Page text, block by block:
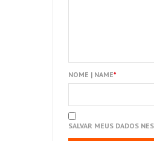
NOME | NAME*
SALVAR MEUS DADOS